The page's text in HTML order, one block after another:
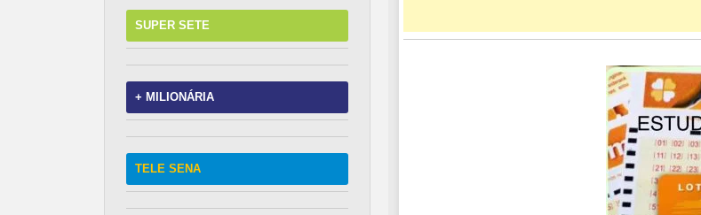
SUPER SETE
+ MILIONÁRIA
TELE SENA